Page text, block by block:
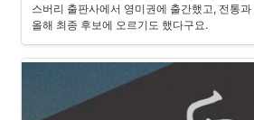
스버리 출판사에서 영미권에 출간했고, 전통
올해 최종 후보에 오르기도 했다구요.